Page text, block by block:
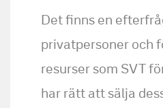
Det finns en
privatpersoner och
resurser som SVT
har rätt att sälja